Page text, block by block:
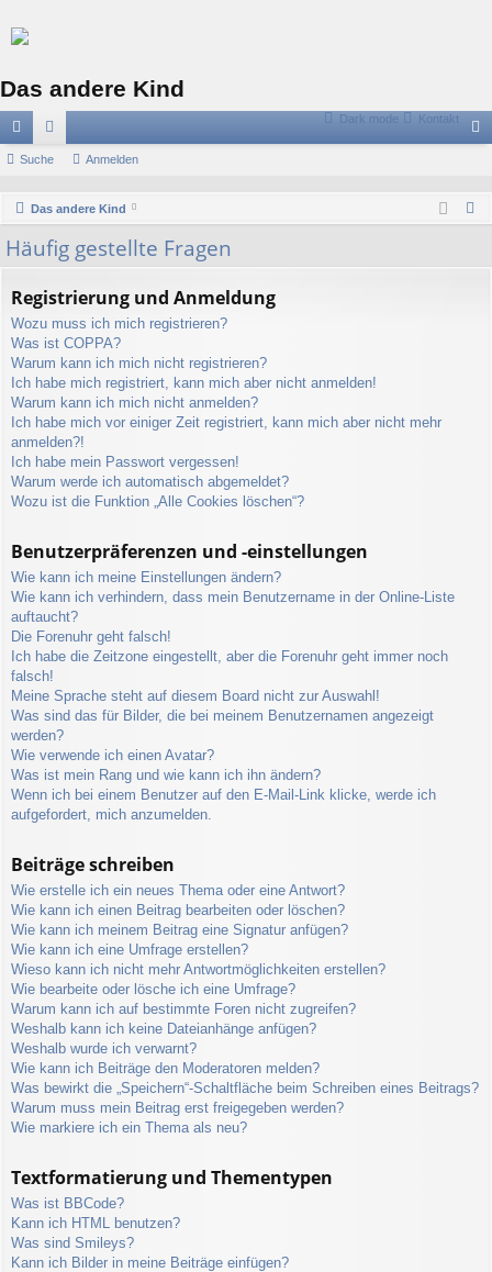
Das andere Kind
ch
llz
ug
riff
or
Dark mode Kontakt
el
Suche Anmelden
Das andere Kind
Häufig gestellte Fragen
Registrierung und Anmeldung
Wozu muss ich mich registrieren?
Was ist COPPA?
Warum kann ich mich nicht registrieren?
Ich habe mich registriert, kann mich aber nicht anmelden!
Warum kann ich mich nicht anmelden?
Ich habe mich vor einiger Zeit registriert, kann mich aber nicht mehr
anmelden?!
Ich habe mein Passwort vergessen!
Warum werde ich automatisch abgemeldet?
Wozu ist die Funktion „Alle Cookies löschen“?
Benutzerpräferenzen und -einstellungen
Wie kann ich meine Einstellungen ändern?
Wie kann ich verhindern, dass mein Benutzername in der Online-Liste
auftaucht?
Die Forenuhr geht falsch!
Ich habe die Zeitzone eingestellt, aber die Forenuhr geht immer noch
falsch!
Meine Sprache steht auf diesem Board nicht zur Auswahl!
Was sind das für Bilder, die bei meinem Benutzernamen angezeigt
werden?
Wie verwende ich einen Avatar?
Was ist mein Rang und wie kann ich ihn ändern?
Wenn ich bei einem Benutzer auf den E-Mail-Link klicke, werde ich
aufgefordert, mich anzumelden.
Beiträge schreiben
Wie erstelle ich ein neues Thema oder eine Antwort?
Wie kann ich einen Beitrag bearbeiten oder löschen?
Wie kann ich meinem Beitrag eine Signatur anfügen?
Wie kann ich eine Umfrage erstellen?
Wieso kann ich nicht mehr Antwortmöglichkeiten erstellen?
Wie bearbeite oder lösche ich eine Umfrage?
Warum kann ich auf bestimmte Foren nicht zugreifen?
Weshalb kann ich keine Dateianhänge anfügen?
Weshalb wurde ich verwarnt?
Wie kann ich Beiträge den Moderatoren melden?
Was bewirkt die „Speichern“-Schaltfläche beim Schreiben eines Beitrags?
Warum muss mein Beitrag erst freigegeben werden?
Wie markiere ich ein Thema als neu?
Textformatierung und Thementypen
Was ist BBCode?
Kann ich HTML benutzen?
Was sind Smileys?
Kann ich Bilder in meine Beiträge einfügen?